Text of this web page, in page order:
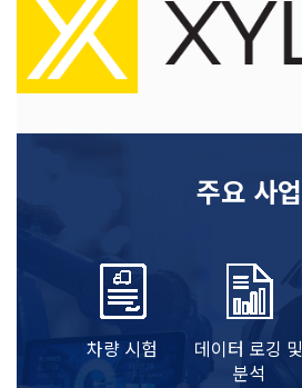
주요 사업
차량 시험
데이터 로깅 및
분석